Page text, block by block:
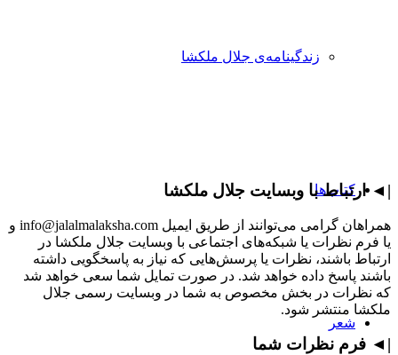
زندگینامه‌ی جلال ملکشا
کتاب‌ها
شعر
|◄ ارتباط با وبسایت جلال ملکشا
همراهان گرامی می‌توانند از طریق ایمیل info@jalalmalaksha.com و
یا فرم نظرات یا شبکه‌های اجتماعی با وبسایت جلال ملکشا در
ارتباط باشند، نظرات یا پرسش‌هایی که نیاز به پاسخگویی داشته
باشند پاسخ داده خواهد شد. در صورت تمایل شما سعی خواهد شد
که نظرات در بخش مخصوص به شما در وبسایت رسمی جلال
ملکشا منتشر شود.
|◄ فرم نظرات شما